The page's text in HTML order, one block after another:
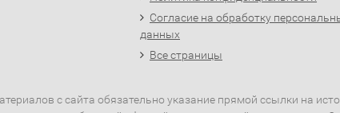
Согласие на обработку
данных
Все страницы
с сайта обязательно указание прямой ссылки на